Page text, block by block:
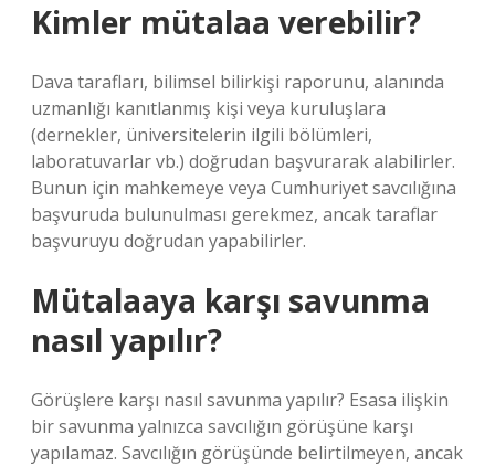
Kimler mütalaa verebilir?
Dava tarafları, bilimsel bilirkişi raporunu, alanında
uzmanlığı kanıtlanmış kişi veya kuruluşlara
(dernekler, üniversitelerin ilgili bölümleri,
laboratuvarlar vb.) doğrudan başvurarak alabilirler.
Bunun için mahkemeye veya Cumhuriyet savcılığına
başvuruda bulunulması gerekmez, ancak taraflar
başvuruyu doğrudan yapabilirler.
Mütalaaya karşı savunma
nasıl yapılır?
Görüşlere karşı nasıl savunma yapılır? Esasa ilişkin
bir savunma yalnızca savcılığın görüşüne karşı
yapılamaz. Savcılığın görüşünde belirtilmeyen, ancak